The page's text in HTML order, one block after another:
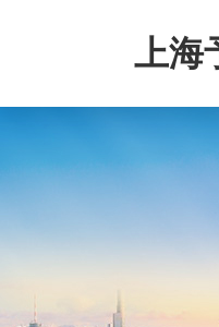
上海